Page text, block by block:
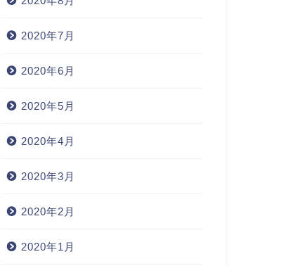
2020年7月
2020年6月
2020年5月
2020年4月
2020年3月
2020年2月
2020年1月